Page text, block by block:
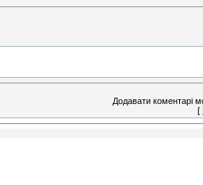
Додавати коментарі
[